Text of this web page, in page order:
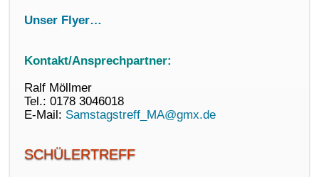
Unser Flyer…
Kontakt/Ansprechpartner:
Ralf Möllmer
Tel.: 0178 3046018
E-Mail: Samstagstreff_MA@gmx.de
SCHÜLERTREFF